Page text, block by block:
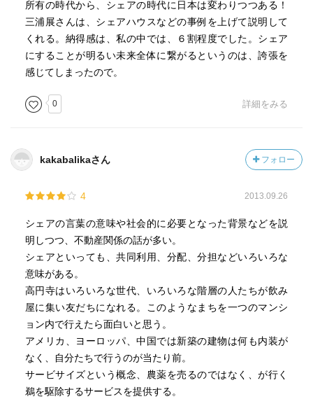
所有の時代から、シェアの時代に日本は変わりつつある！
三浦展さんは、シェアハウスなどの事例を上げて説明して
くれる。納得感は、私の中では、６割程度でした。シェア
にすることが明るい未来全体に繋がるというのは、誇張を
感じてしまったので。
0 詳細をみる
kakabalikaさん フォロー
4 2013.09.26
シェアの言葉の意味や社会的に必要となった背景などを説
明しつつ、不動産関係の話が多い。
シェアといっても、共同利用、分配、分担などいろいろな
意味がある。
高円寺はいろいろな世代、いろいろな階層の人たちが飲み
屋に集い友だちになれる。このようなまちを一つのマンシ
ョン内で行えたら面白いと思う。
アメリカ、ヨーロッパ、中国では新築の建物は何も内装が
なく、自分たちで行うのが当たり前。
サービサイズという概念、農薬を売るのではなく、が行く
鵜を駆除するサービスを提供する。